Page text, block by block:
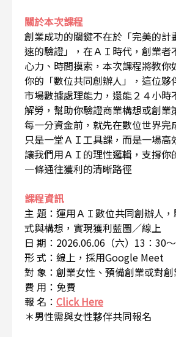
關於本次課程
創業成功的關鍵不在於「完美的計
速的驗證」，在ＡＩ時代，創業者
心力、時間摸索，本次課程將教你
你的「數位共同創辦人」，這位夥
市場數據處理能力，還能２４小時
解勞，幫助你驗證商業構想或創業
每一分資金前，就先在數位世界完
只是一堂ＡＩ工具課，而是一場高
讓我們用ＡＩ的理性邏輯，支撐你
一條通往獲利的清晰路徑
課程資訊
主 題：運用ＡＩ數位共同創辦人
式與構想，實現獲利藍圖／線上
日 期：2026.06.06（六）13：30
形 式：線上，採用Google Meet
對 象：創業女性、預備創業或對
費 用：免費
報 名： Click Here
＊男性需與女性夥伴共同報名